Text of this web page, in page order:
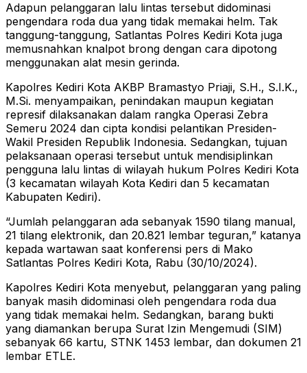
Adapun pelanggaran lalu lintas tersebut didominasi
pengendara roda dua yang tidak memakai helm. Tak
tanggung-tanggung, Satlantas Polres Kediri Kota juga
memusnahkan knalpot brong dengan cara dipotong
menggunakan alat mesin gerinda.
Kapolres Kediri Kota AKBP Bramastyo Priaji, S.H., S.I.K.,
M.Si. menyampaikan, penindakan maupun kegiatan
represif dilaksanakan dalam rangka Operasi Zebra
Semeru 2024 dan cipta kondisi pelantikan Presiden-
Wakil Presiden Republik Indonesia. Sedangkan, tujuan
pelaksanaan operasi tersebut untuk mendisiplinkan
pengguna lalu lintas di wilayah hukum Polres Kediri Kota
(3 kecamatan wilayah Kota Kediri dan 5 kecamatan
Kabupaten Kediri).
“Jumlah pelanggaran ada sebanyak 1590 tilang manual,
21 tilang elektronik, dan 20.821 lembar teguran,” katanya
kepada wartawan saat konferensi pers di Mako
Satlantas Polres Kediri Kota, Rabu (30/10/2024).
Kapolres Kediri Kota menyebut, pelanggaran yang paling
banyak masih didominasi oleh pengendara roda dua
yang tidak memakai helm. Sedangkan, barang bukti
yang diamankan berupa Surat Izin Mengemudi (SIM)
sebanyak 66 kartu, STNK 1453 lembar, dan dokumen 21
lembar ETLE.